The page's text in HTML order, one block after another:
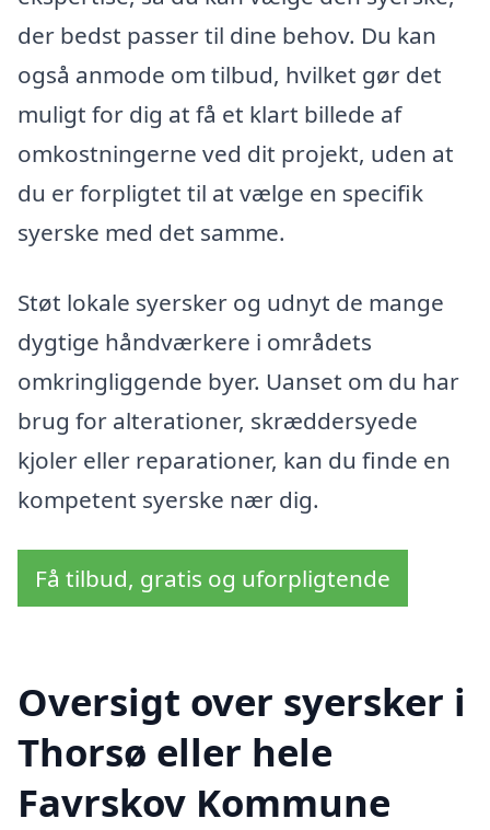
der bedst passer til dine behov. Du kan
også anmode om tilbud, hvilket gør det
muligt for dig at få et klart billede af
omkostningerne ved dit projekt, uden at
du er forpligtet til at vælge en specifik
syerske med det samme.
Støt lokale syersker og udnyt de mange
dygtige håndværkere i områdets
omkringliggende byer. Uanset om du har
brug for alterationer, skræddersyede
kjoler eller reparationer, kan du finde en
kompetent syerske nær dig.
Få tilbud, gratis og uforpligtende
Oversigt over syersker i
Thorsø eller hele
Favrskov Kommune